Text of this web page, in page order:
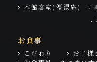
本館客室(優湯庵)
お食事
こだわり お子様